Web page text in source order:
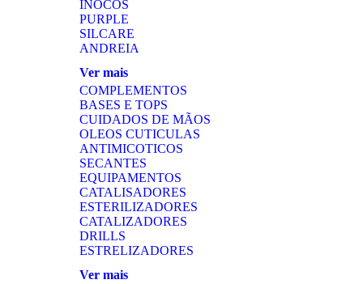
INOCOS
PURPLE
SILCARE
ANDREIA
Ver mais
COMPLEMENTOS
BASES E TOPS
CUIDADOS DE MÃOS
OLEOS CUTICULAS
ANTIMICOTICOS
SECANTES
EQUIPAMENTOS
CATALISADORES
ESTERILIZADORES
CATALIZADORES
DRILLS
ESTRELIZADORES
Ver mais